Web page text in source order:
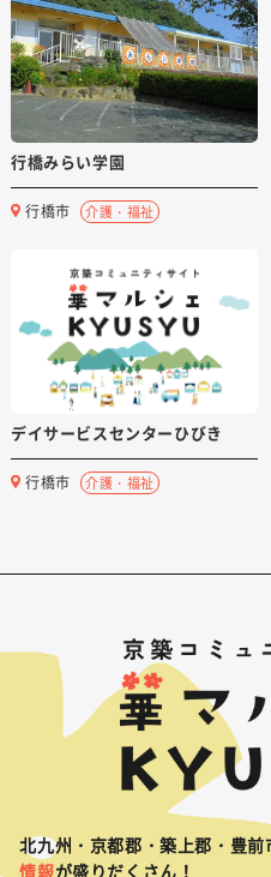
行橋みらい学園
行橋市 介護・福祉
デイサービスセンターひびき
行橋市 介護・福祉
北九州・京都郡・築上郡・豊前
情報が盛りだくさん！